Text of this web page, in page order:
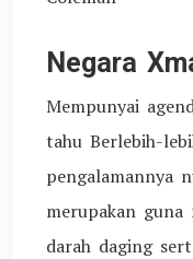
Negara
Mempunyai
tahu Berlebih-
pengalamannya
merupakan guna
darah daging